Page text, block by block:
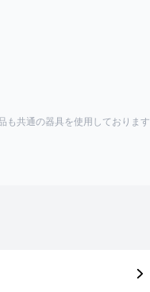
も共通の器具を使用しております